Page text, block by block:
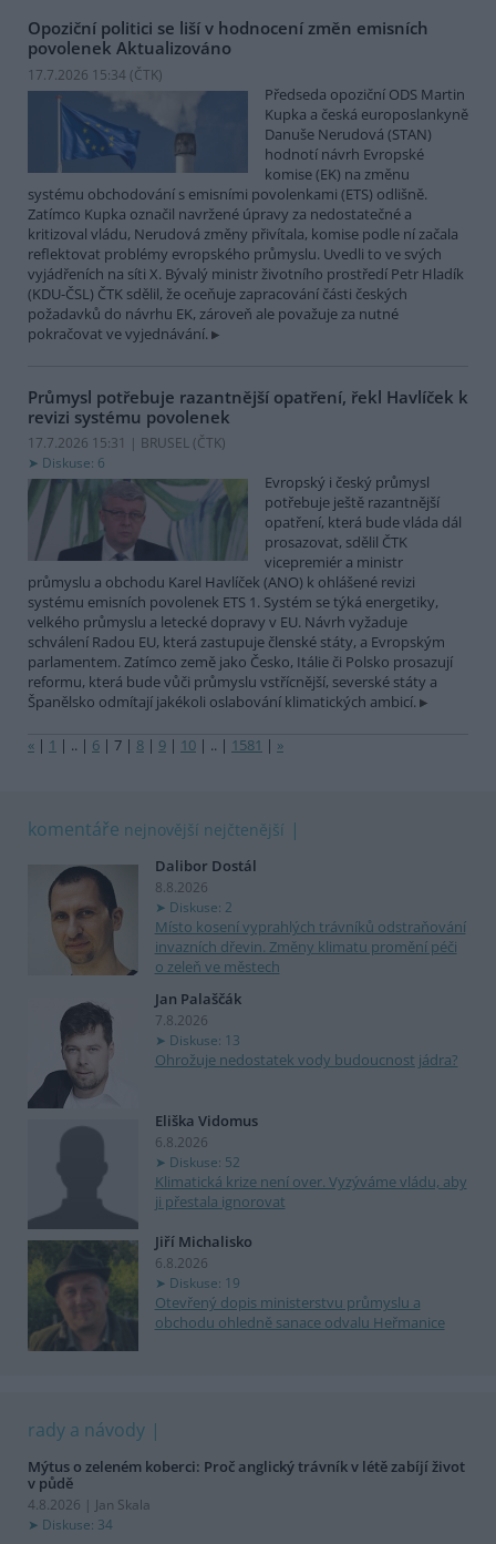
Opoziční politici se liší v hodnocení změn emisních
povolenek Aktualizováno
17.7.2026 15:34 (ČTK)
Předseda opoziční ODS Martin
Kupka a česká europoslankyně
Danuše Nerudová (STAN)
hodnotí návrh Evropské
komise (EK) na změnu
systému obchodování s emisními povolenkami (ETS) odlišně.
Zatímco Kupka označil navržené úpravy za nedostatečné a
kritizoval vládu, Nerudová změny přivítala, komise podle ní začala
reflektovat problémy evropského průmyslu. Uvedli to ve svých
vyjádřeních na síti X. Bývalý ministr životního prostředí Petr Hladík
(KDU-ČSL) ČTK sdělil, že oceňuje zapracování části českých
požadavků do návrhu EK, zároveň ale považuje za nutné
pokračovat ve vyjednávání.
Průmysl potřebuje razantnější opatření, řekl Havlíček k
revizi systému povolenek
17.7.2026 15:31 | BRUSEL (ČTK)
Diskuse: 6
Evropský i český průmysl
potřebuje ještě razantnější
opatření, která bude vláda dál
prosazovat, sdělil ČTK
vicepremiér a ministr
průmyslu a obchodu Karel Havlíček (ANO) k ohlášené revizi
systému emisních povolenek ETS 1. Systém se týká energetiky,
velkého průmyslu a letecké dopravy v EU. Návrh vyžaduje
schválení Radou EU, která zastupuje členské státy, a Evropským
parlamentem. Zatímco země jako Česko, Itálie či Polsko prosazují
reformu, která bude vůči průmyslu vstřícnější, severské státy a
Španělsko odmítají jakékoli oslabování klimatických ambicí.
« | 1 | .. | 6 | 7 | 8 | 9 | 10 | .. | 1581 | »
komentáře nejnovější nejčtenější
Dalibor Dostál
8.8.2026
Diskuse: 2
Místo kosení vyprahlých trávníků odstraňování
invazních dřevin. Změny klimatu promění péči
o zeleň ve městech
Jan Palaščák
7.8.2026
Diskuse: 13
Ohrožuje nedostatek vody budoucnost jádra?
Eliška Vidomus
6.8.2026
Diskuse: 52
Klimatická krize není over. Vyzýváme vládu, aby
ji přestala ignorovat
Jiří Michalisko
6.8.2026
Diskuse: 19
Otevřený dopis ministerstvu průmyslu a
obchodu ohledně sanace odvalu Heřmanice
rady a návody
Mýtus o zeleném koberci: Proč anglický trávník v létě zabíjí život
v půdě
4.8.2026 | Jan Skala
Diskuse: 34